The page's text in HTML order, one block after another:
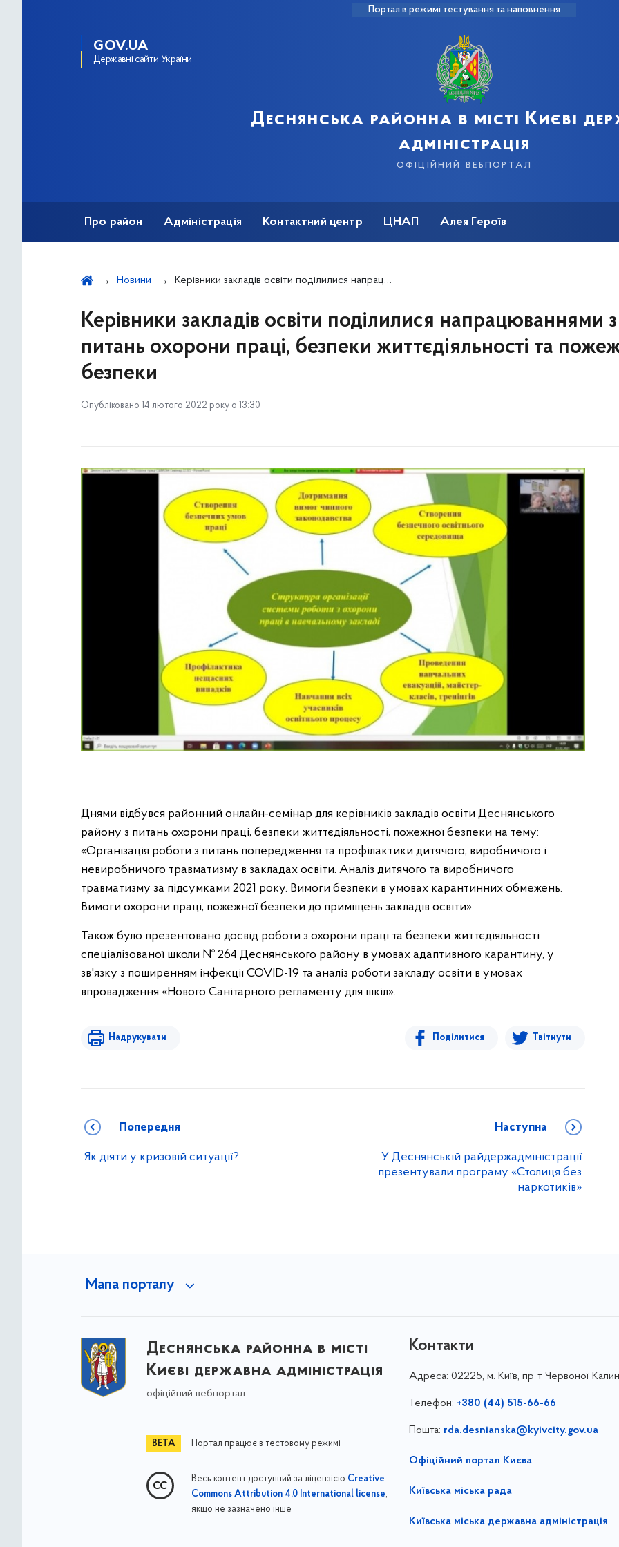
Портал в режимі тестування та наповнення
GOV.UA
Державні сайти України
Деснянська районна в місті Києві
адміністрація
офіційний вебпортал
Про район Адміністрація Контактний центр ЦНАП Алея Героїв
Новини Керівники закладів освіти поділилися напрацюваннями з питань охорони праці, безпеки життєдіяльності та пожежної безпеки
Керівники закладів освіти поділилися напрацюваннями з
питань охорони праці, безпеки життєдіяльності та
безпеки
Опубліковано 14 лютого 2022 року о 13:30
Днями відбувся районний онлайн-семінар для керівників закладів освіти Деснянського
району з питань охорони праці, безпеки життєдіяльності, пожежної безпеки на тему:
«Організація роботи з питань попередження та профілактики дитячого, виробничого і
невиробничого травматизму в закладах освіти. Аналіз дитячого та виробничого
травматизму за підсумками 2021 року. Вимоги безпеки в умовах карантинних обмежень.
Вимоги охорони праці, пожежної безпеки до приміщень закладів освіти».
Також було презентовано досвід роботи з охорони праці та безпеки життєдіяльності
спеціалізованої школи № 264 Деснянського району в умовах адаптивного карантину, у
зв'язку з поширенням інфекції COVID-19 та аналіз роботи закладу освіти в умовах
впровадження «Нового Санітарного регламенту для шкіл».
Надрукувати Поділитися Твітнути
Попередня
Як діяти у кризовій ситуації?
Наступна
У Деснянській райдержадміністрації
презентували програму «Столиця без
наркотиків»
Мапа порталу
Деснянська районна в місті
Києві державна адміністрація
офіційний вебпортал
Портал працює в тестовому режимі
Весь контент доступний за ліцензією Creative
Commons Attribution 4.0 International license,
якщо не зазначено інше
Контакти
Адреса: 02225, м. Київ, пр-т Червоної
Телефон: +380 (44) 515-66-66
Пошта: rda.desnianska@kyivcity.gov.ua
Офіційний портал Києва
Київська міська рада
Київська міська державна адміністрація